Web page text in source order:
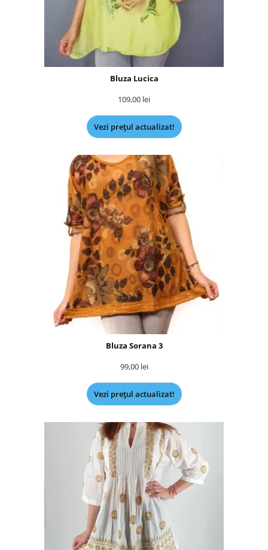
Bluza Lucica
109,00 lei
Vezi prețul actualizat!
Bluza Sorana 3
99,00 lei
Vezi prețul actualizat!